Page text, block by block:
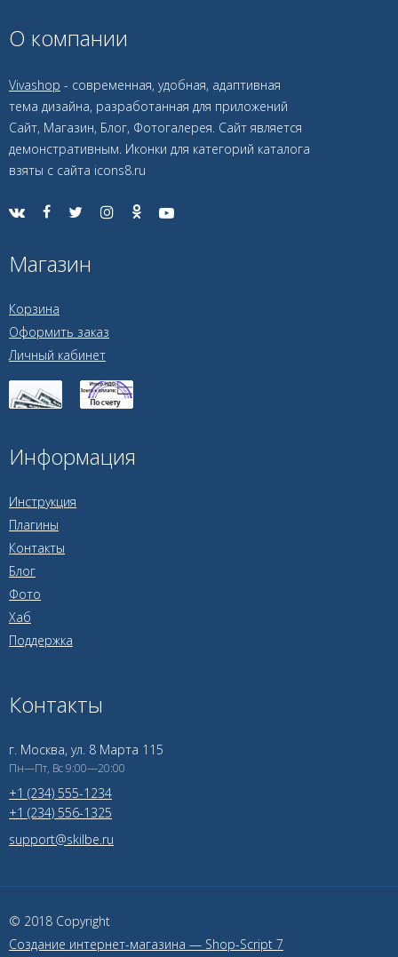
О компании
Vivashop - современная, удобная, адаптивная
тема дизайна, разработанная для приложений
Сайт, Магазин, Блог, Фотогалерея. Сайт является
демонстративным. Иконки для категорий каталога
взяты с сайта icons8.ru
Магазин
Корзина
Оформить заказ
Личный кабинет
Информация
Инструкция
Плагины
Контакты
Блог
Фото
Хаб
Поддержка
Контакты
г. Москва, ул. 8 Марта 115
Пн—Пт, Вс 9:00—20:00
+1 (234) 555-1234
+1 (234) 556-1325
support@skilbe.ru
© 2018 Copyright
Создание интернет-магазина — Shop-Script 7